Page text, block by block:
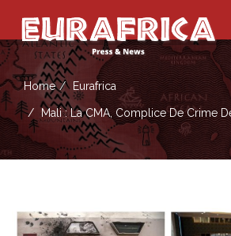
Home Eurafrica
Mali : La CMA, Complice De Crime